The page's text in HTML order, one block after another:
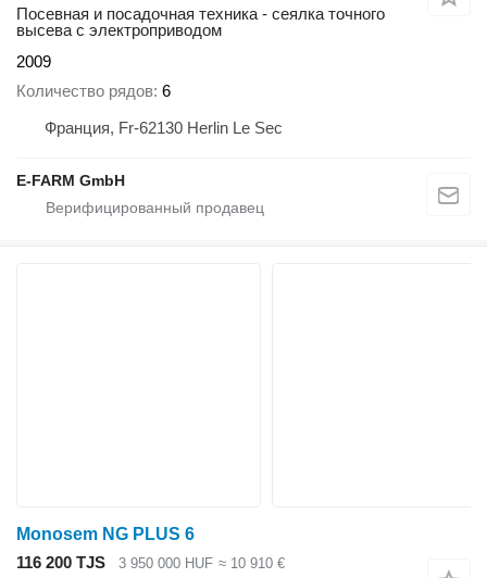
Посевная и посадочная техника - сеялка точного
высева с электроприводом
2009
Количество рядов 6
Франция, Fr-62130 Herlin Le Sec
E-FARM GmbH
Monosem NG PLUS 6
116 200 TJS
3 950 000 HUF ≈ 10 910 €